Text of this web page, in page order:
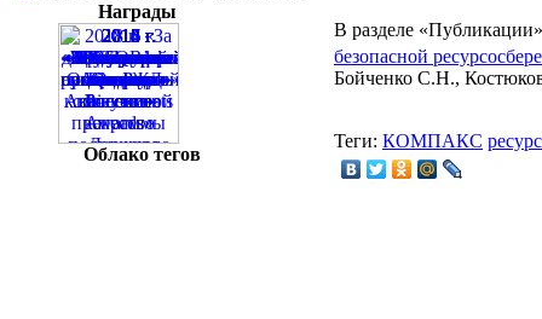
Награды
Облако тегов
В разделе
безопасной
Бойченко С.Н.,
Теги: КОМПАКС